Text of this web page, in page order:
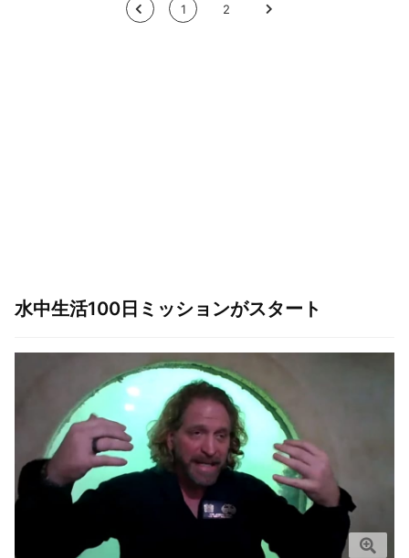
< 1 2 >
水中生活100日ミッションがスタート